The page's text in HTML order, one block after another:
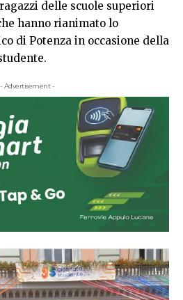
delle scuole superiori
hanno rianimato lo
di Potenza in occasione della
- Advertisement -